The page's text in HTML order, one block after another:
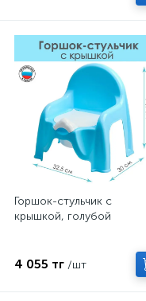
Горшок-стульчик с
крышкой, голубой
4 055 тг /шт